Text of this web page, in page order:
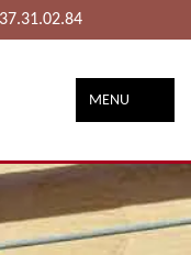
MENU